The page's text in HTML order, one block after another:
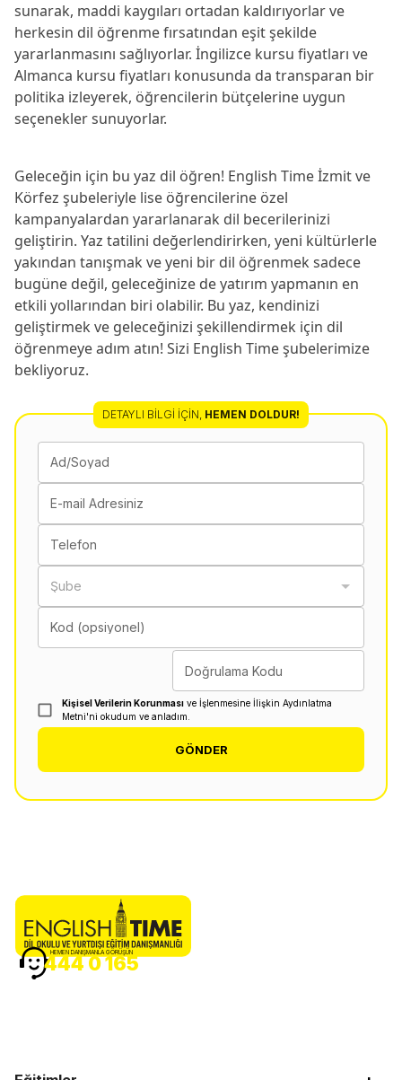
sunarak, maddi kaygıları ortadan kaldırıyorlar ve
herkesin dil öğrenme fırsatından eşit şekilde
yararlanmasını sağlıyorlar. İngilizce kursu fiyatları ve
Almanca kursu fiyatları konusunda da transparan bir
politika izleyerek, öğrencilerin bütçelerine uygun
seçenekler sunuyorlar.
Geleceğin için bu yaz dil öğren! English Time İzmit ve
Körfez şubeleriyle lise öğrencilerine özel
kampanyalardan yararlanarak dil becerilerinizi
geliştirin. Yaz tatilini değerlendirirken, yeni kültürlerle
yakından tanışmak ve yeni bir dil öğrenmek sadece
bugüne değil, geleceğinize de yatırım yapmanın en
etkili yollarından biri olabilir. Bu yaz, kendinizi
geliştirmek ve geleceğinizi şekillendirmek için dil
öğrenmeye adım atın! Sizi English Time şubelerimize
bekliyoruz.
DETAYLI BILGI İÇIN, HEMEN DOLDUR!
Ad/Soyad
E-mail Adresiniz
Telefon
Şube
Kod (opsiyonel)
Doğrulama Kodu
Kişisel Verilerin Korunması ve İşlenmesine İlişkin Aydınlatma
Metni'ni okudum ve anladım.
GÖNDER
HEMEN DANIŞMANLA GÖRÜŞÜN
444 0 165